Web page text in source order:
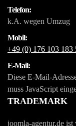
Telefon:
k.A. wegen Umzug
Mobil:
+49 (0) 176 103 183
E-Mail:
Diese E-Mail-
muss JavaScript
TRADEMARK
joomla-agentur.de